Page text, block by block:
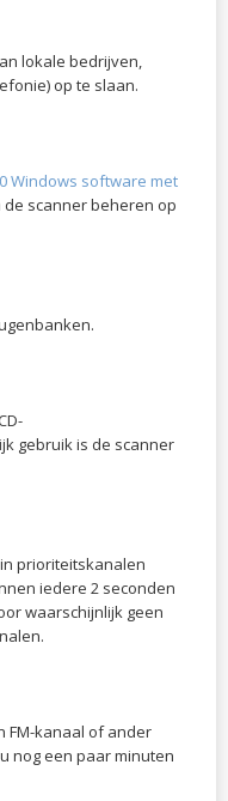
lokale bedrijven,
op te slaan.
Windows software met
scanner beheren op
gebruik is de scanner
prioriteitskanalen
iedere 2 seconden
waarschijnlijk geen
FM-kanaal of ander
nog een paar minuten